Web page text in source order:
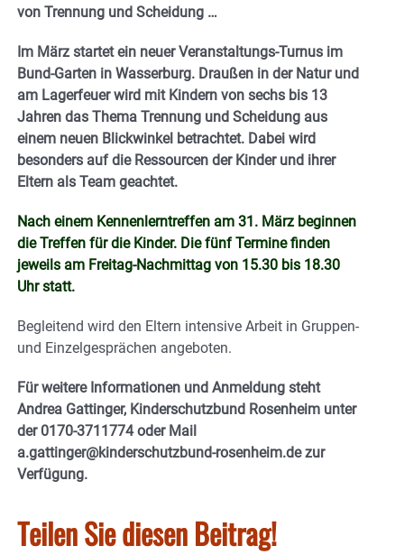
von Trennung und Scheidung …
Im März startet ein neuer Veranstaltungs-Turnus im
Bund-Garten in Wasserburg. Draußen in der Natur und
am Lagerfeuer wird mit Kindern von sechs bis 13
Jahren das Thema Trennung und Scheidung aus
einem neuen Blickwinkel betrachtet. Dabei wird
besonders auf die Ressourcen der Kinder und ihrer
Eltern als Team geachtet.
Nach einem Kennenlerntreffen am 31. März beginnen
die Treffen für die Kinder. Die fünf Termine finden
jeweils am Freitag-Nachmittag von 15.30 bis 18.30
Uhr statt.
Begleitend wird den Eltern intensive Arbeit in Gruppen-
und Einzelgesprächen angeboten.
Für weitere Informationen und Anmeldung steht
Andrea Gattinger, Kinderschutzbund Rosenheim unter
der 0170-3711774 oder Mail
a.gattinger@kinderschutzbund-rosenheim.de zur
Verfügung.
Teilen Sie diesen Beitrag!